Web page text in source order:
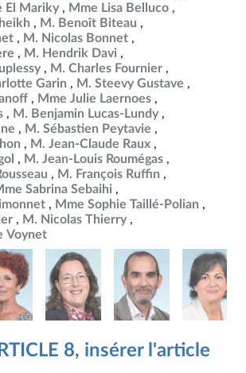
El Mariky
Mme Lisa Belluco
M. Benoît Biteau
M. Nicolas Bonnet
M. Hendrik Davi
M. Charles Fournier
Garin
M. Steevy Gustave
Mme Julie Laernoes
M. Benjamin Lucas-Lundy
M. Sébastien Peytavie
M. Jean-Claude Raux
M. Jean-Louis Roumégas
M. François Ruffin
Sabrina Sebaihi
Mme Sophie Taillé-Polian
M. Nicolas Thierry
Voynet
8, insérer l'article